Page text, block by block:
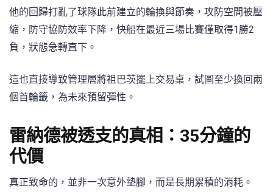
他的回歸打亂了球隊此前建立的輪換與節奏，攻防空間被壓
縮，防守協防效率下降，快船在最近三場比賽僅取得1勝2
負，狀態急轉直下。
這也直接導致管理層將祖巴茨擺上交易桌，試圖至少換回兩
個首輪籤，為未來預留彈性。
雷納德被透支的真相：35分鐘的
代價
真正致命的，並非一次意外墊腳，而是長期累積的消耗。